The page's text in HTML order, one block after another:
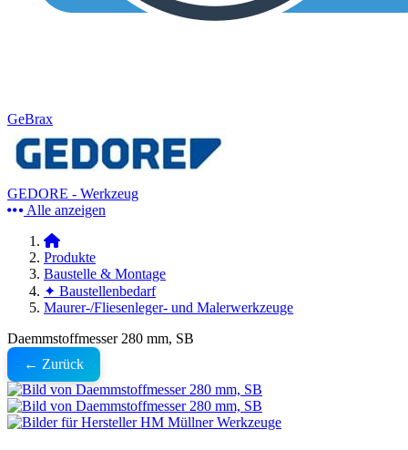
GeBrax
GEDORE - Werkzeug
Alle anzeigen
Produkte
Baustelle & Montage
✦ Baustellenbedarf
Maurer-/Fliesenleger- und Malerwerkzeuge
Daemmstoffmesser 280 mm, SB
← Zurück